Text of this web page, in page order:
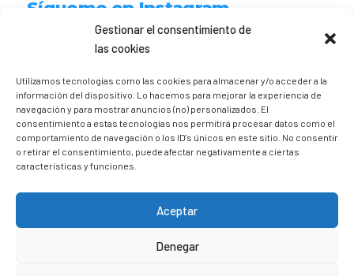
Gestionar el consentimiento de
las cookies
Utilizamos tecnologías como las cookies para almacenar y/o acceder a la
información del dispositivo. Lo hacemos para mejorar la experiencia de
navegación y para mostrar anuncios (no) personalizados. El
consentimiento a estas tecnologías nos permitirá procesar datos como el
comportamiento de navegación o los ID's únicos en este sitio. No consentir
o retirar el consentimiento, puede afectar negativamente a ciertas
características y funciones.
Aceptar
Denegar
Sígueme en Instagram
Freelance | Web | RRSS
Mi tienda de productos ECO
@lacatalina.shop
Alquila tu Autocaravana en
@caravana_go
Mi blog de viajes